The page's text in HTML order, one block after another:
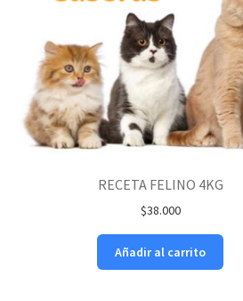
RECETA FELINO 4KG
$38.000
Añadir al carrito